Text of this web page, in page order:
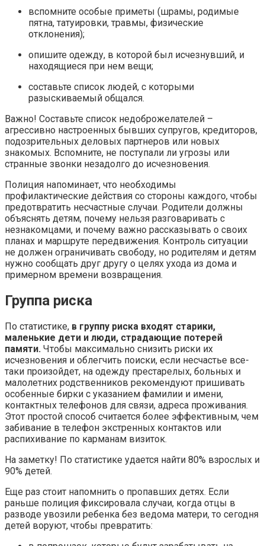
вспомните особые приметы (шрамы, родимые
пятна, татуировки, травмы, физические
отклонения);
опишите одежду, в которой был исчезнувший, и
находящиеся при нем вещи;
составьте список людей, с которыми
разыскиваемый общался.
Важно! Составьте список недоброжелателей –
агрессивно настроенных бывших супругов, кредиторов,
подозрительных деловых партнеров или новых
знакомых. Вспомните, не поступали ли угрозы или
странные звонки незадолго до исчезновения.
Полиция напоминает, что необходимы
профилактические действия со стороны каждого, чтобы
предотвратить несчастные случаи. Родители должны
объяснять детям, почему нельзя разговаривать с
незнакомцами, и почему важно рассказывать о своих
планах и маршруте передвижения. Контроль ситуации
не должен ограничивать свободу, но родителям и детям
нужно сообщать друг другу о целях ухода из дома и
примерном времени возвращения.
Группа риска
По статистике, в группу риска входят старики,
маленькие дети и люди, страдающие потерей
памяти. Чтобы максимально снизить риски их
исчезновения и облегчить поиски, если несчастье все-
таки произойдет, на одежду престарелых, больных и
малолетних родственников рекомендуют пришивать
особенные бирки с указанием фамилии и имени,
контактных телефонов для связи, адреса проживания.
Этот простой способ считается более эффективным, чем
забивание в телефон экстренных контактов или
распихивание по карманам визиток.
На заметку! По статистике удается найти 80% взрослых и
90% детей.
Еще раз стоит напомнить о пропавших детях. Если
раньше полиция фиксировала случаи, когда отцы в
разводе увозили ребенка без ведома матери, то сегодня
детей воруют, чтобы превратить: